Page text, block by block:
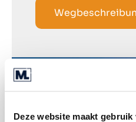
Deze website maakt gebruik